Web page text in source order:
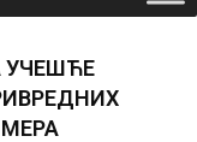
УЧЕШЋЕ